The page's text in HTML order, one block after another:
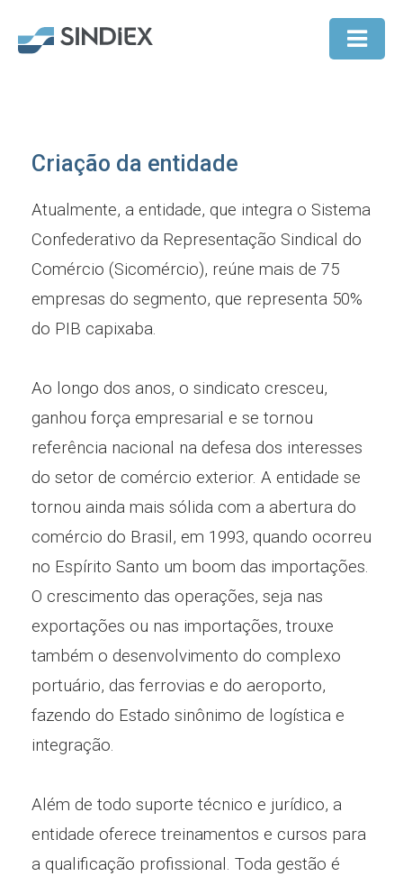
Criação da entidade
Atualmente, a entidade, que integra o Sistema
Confederativo da Representação Sindical do
Comércio (Sicomércio), reúne mais de 75
empresas do segmento, que representa 50%
do PIB capixaba.
Ao longo dos anos, o sindicato cresceu,
ganhou força empresarial e se tornou
referência nacional na defesa dos interesses
do setor de comércio exterior. A entidade se
tornou ainda mais sólida com a abertura do
comércio do Brasil, em 1993, quando ocorreu
no Espírito Santo um boom das importações.
O crescimento das operações, seja nas
exportações ou nas importações, trouxe
também o desenvolvimento do complexo
portuário, das ferrovias e do aeroporto,
fazendo do Estado sinônimo de logística e
integração.
Além de todo suporte técnico e jurídico, a
entidade oferece treinamentos e cursos para
a qualificação profissional. Toda gestão é